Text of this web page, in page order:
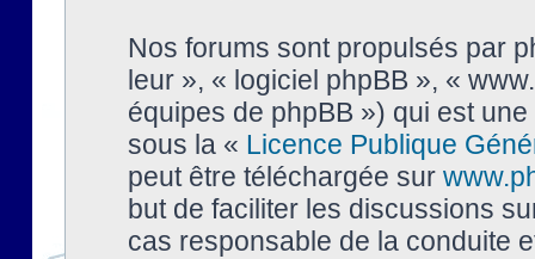
Nos forums sont propulsés par
leur », « logiciel phpBB », «
équipes de phpBB ») qui est
sous la « Licence Publique
peut être téléchargée sur
but de faciliter les discussions
cas responsable de la conduite